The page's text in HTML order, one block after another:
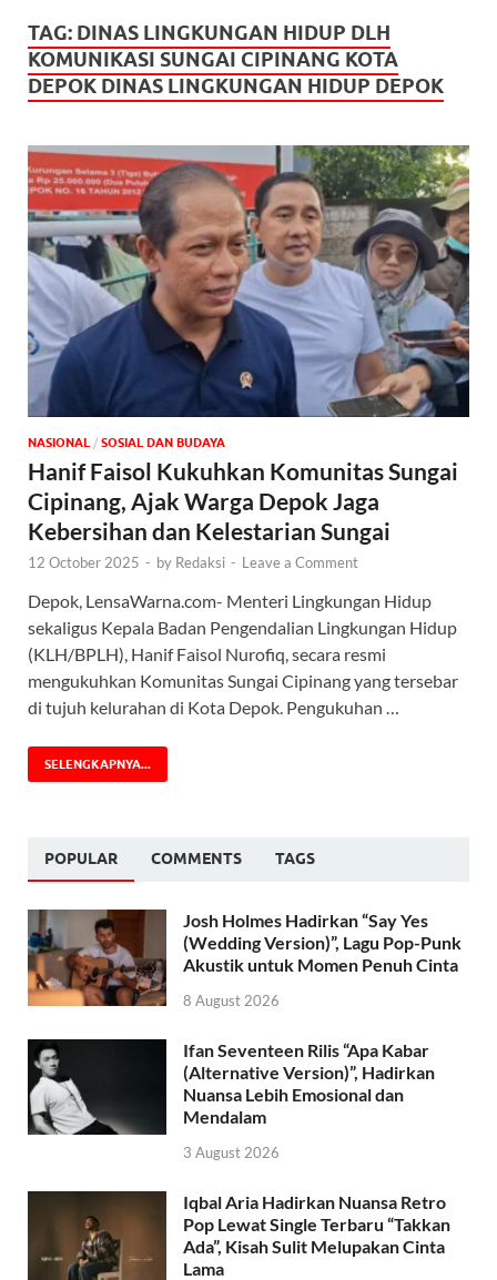
TAG: DINAS LINGKUNGAN HIDUP DLH
KOMUNIKASI SUNGAI CIPINANG KOTA
DEPOK DINAS LINGKUNGAN HIDUP DEPOK
NASIONAL / SOSIAL DAN BUDAYA
Hanif Faisol Kukuhkan Komunitas Sungai
Cipinang, Ajak Warga Depok Jaga
Kebersihan dan Kelestarian Sungai
12 October 2025 - by Redaksi - Leave a Comment
Depok, LensaWarna.com- Menteri Lingkungan Hidup
sekaligus Kepala Badan Pengendalian Lingkungan Hidup
(KLH/BPLH), Hanif Faisol Nurofiq, secara resmi
mengukuhkan Komunitas Sungai Cipinang yang tersebar
di tujuh kelurahan di Kota Depok. Pengukuhan …
SELENGKAPNYA...
POPULAR COMMENTS TAGS
Josh Holmes Hadirkan “Say Yes
(Wedding Version)”, Lagu Pop-Punk
Akustik untuk Momen Penuh Cinta
8 August 2026
Ifan Seventeen Rilis “Apa Kabar
(Alternative Version)”, Hadirkan
Nuansa Lebih Emosional dan
Mendalam
3 August 2026
Iqbal Aria Hadirkan Nuansa Retro
Pop Lewat Single Terbaru “Takkan
Ada”, Kisah Sulit Melupakan Cinta
Lama